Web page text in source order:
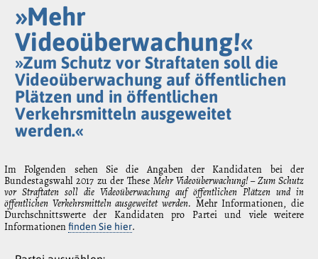
»Mehr
Videoüberwachung!«
»Zum Schutz vor Straftaten soll die
Videoüberwachung auf öffentlichen
Plätzen und in öffentlichen
Verkehrsmitteln ausgeweitet
werden.«
Im Folgenden sehen Sie die Angaben der Kandidaten bei der
Bundestagswahl 2017 zu der These Mehr Videoüberwachung! – Zum Schutz
vor Straftaten soll die Videoüberwachung auf öffentlichen Plätzen und in
öffentlichen Verkehrsmitteln ausgeweitet werden. Mehr Informationen, die
Durchschnittswerte der Kandidaten pro Partei und viele weitere
Informationenfinden Sie hier.